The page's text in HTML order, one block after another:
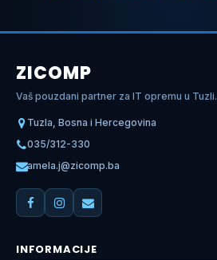
ZICOMP
Vaš pouzdani partner za IT opremu u Tuzli.
Tuzla, Bosna i Hercegovina
035/312-330
amela.j@zicomp.ba
INFORMACIJE